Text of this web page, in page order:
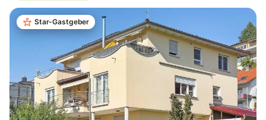
Star-Gastgeber